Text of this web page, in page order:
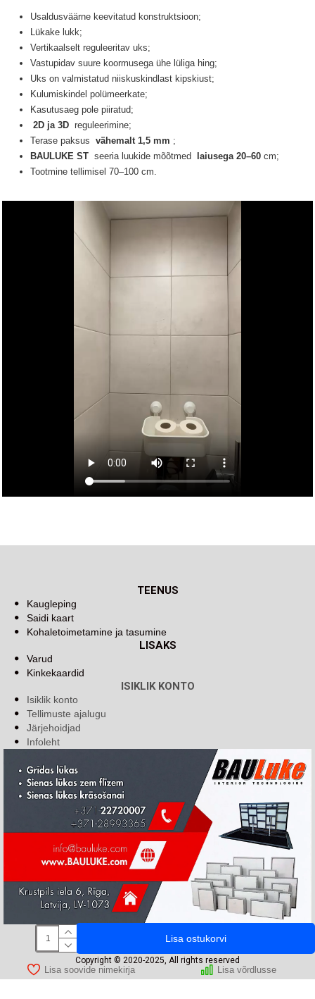
Lisa ostukorvi
Lisa soovide nimekirja Lisa võrdlusse
Usaldusväärne keevitatud konstruktsioon;
Lükake lukk;
Vertikaalselt reguleeritav uks;
Vastupidav suure koormusega ühe lüliga hing;
Uks on valmistatud niiskuskindlast kipskiust;
Kulumiskindel polümeerkate;
Kasutusaeg pole piiratud;
2D ja 3D reguleerimine;
Terase paksus vähemalt 1,5 mm ;
BAULUKE ST seeria luukide mõõtmed laiusega 20–60 cm;
Tootmine tellimisel 70–100 cm.
TEENUS
Kaugleping
Saidi kaart
Kohaletoimetamine ja tasumine
LISAKS
Varud
Kinkekaardid
ISIKLIK KONTO
Isiklik konto
Tellimuste ajalugu
Järjehoidjad
Infoleht
Copyright © 2020-2025, All rights reserved